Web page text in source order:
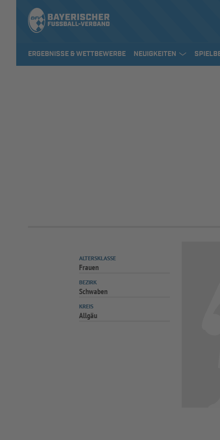
ERGEBNISSE & WETTBEWERBE NEUIGKEITEN
ALTERSKLASSE
Frauen
BEZIRK
Schwaben
KREIS
Allgäu